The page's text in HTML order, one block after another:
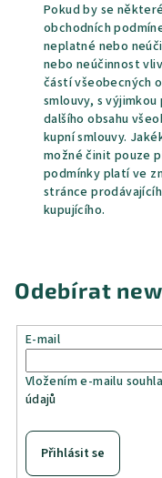
Pokud by se
obchodních
neplatné nebo
nebo neúčinnost
částí všeobecných
smlouvy, s
dalšího obsahu
kupní smlouvy.
možné činit pouze
podmínky platí ve
stránce
kupujícího.
Odebírat
E-mail
Vložením e-mailu
údajů
Přihlásit se